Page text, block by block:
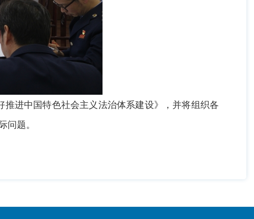
进中国特色社会主义法治体系建设》，并将组织各
问题。